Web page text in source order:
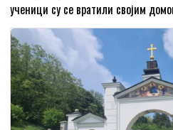
ученици су се вратили својим